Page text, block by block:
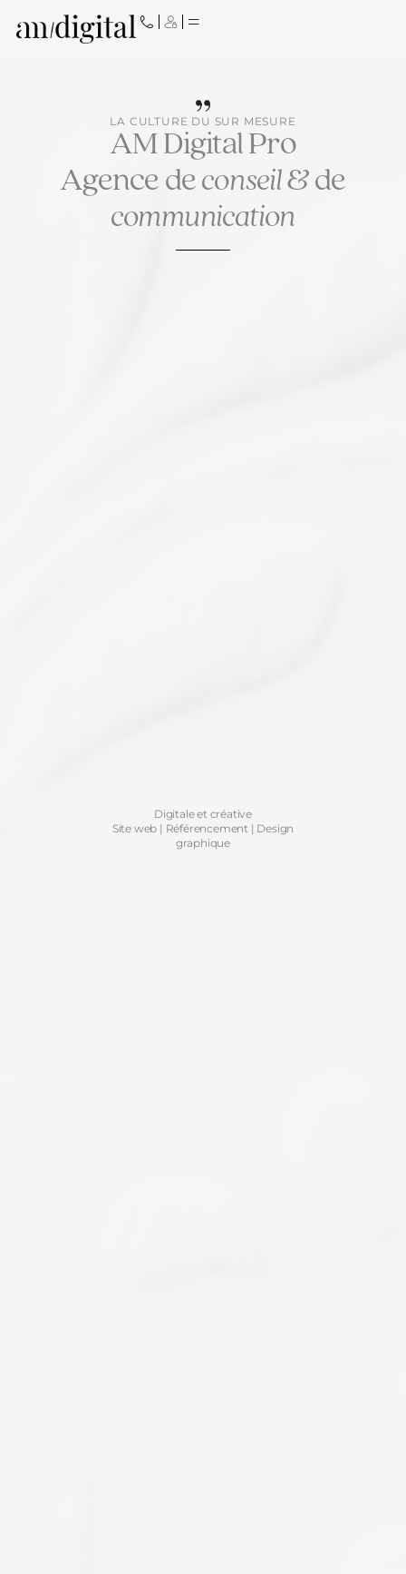
LA CULTURE DU SUR MESURE
AM Digital Pro
Agence deconseil& de
communication
Digitale et créative
Site web | Référencement | Design
graphique